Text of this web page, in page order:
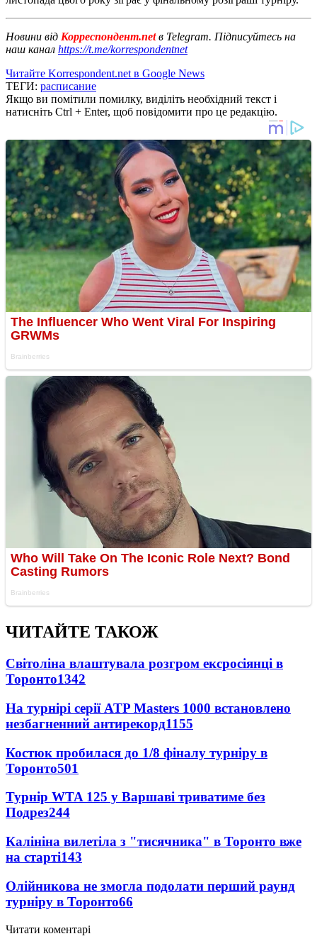
Новини від Корреспондент.netв Telegram. Підписуйтесь на
наш канал https://t.me/korrespondentnet
Читайте Korrespondent.net в Google News
ТЕГИ: расписание
Якщо ви помітили помилку, виділіть необхідний текст і
натисніть Ctrl + Enter, щоб повідомити про це редакцію.
ЧИТАЙТЕ ТАКОЖ
Світоліна влаштувала розгром ексросіянці в
Торонто1342
На турнірі серії ATP Masters 1000 встановлено
незбагненний антирекорд1155
Костюк пробилася до 1/8 фіналу турніру в
Торонто501
Турнір WTA 125 у Варшаві триватиме без
Подрез244
Калініна вилетіла з "тисячника" в Торонто вже
на старті143
Олійникова не змогла подолати перший раунд
турніру в Торонто66
Читати коментарі